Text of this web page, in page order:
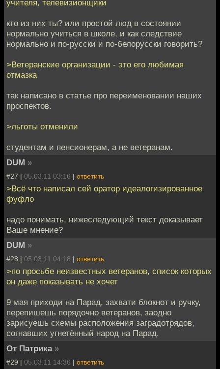
учителя, телевизионщики
кто из них ты? или простой люд в состоянии
нормально учиться в школе, и как следствие
нормально и по-русски и по-белорусски говорить?
>Ветеранские организации - это его любимая
отмазка
так написано в статье про переименовании наших
проспектов.
>льготы отменили
студентам и пенсионерам, а не ветеранам.
DUM »
#27 | 05.03.11 03:16 | ответить
>Всё что написал сей оратор идеалогизированное
фуфло
надо понимать, нижеследующий текст доказывает
Ваше мнение?
DUM »
#28 | 05.03.11 04:18 | ответить
>по просьбе неизвестных ветеранов, список которых
он даже показывать не хочет
9 мая приходи на Парад, захвати блокнот и ручку,
перепишешь порядочно ветеранов, заодно
зарисуешь схемы расположения заградотрядов,
согнавших угнетённый народ на Парад.
От Патрика »
#29 | 05.03.11 14:36 | ответить